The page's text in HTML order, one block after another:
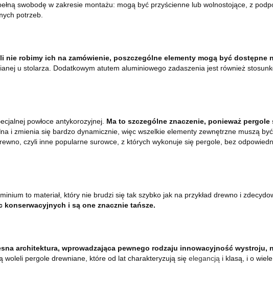
swobodę w zakresie montażu: mogą być przyścienne lub wolnostojące, z
potrzeb.
nie robimy ich na zamówienie, poszczególne elementy mogą być dostępne
u stolarza. Dodatkowym atutem aluminiowego zadaszenia jest również
powłoce antykorozyjnej. Ma to szczególne znaczenie, ponieważ
i zmienia się bardzo dynamicznie, więc wszelkie elementy zewnętrzne muszą
czyli inne popularne surowce, z których wykonuje się pergole, bez
to materiał, który nie brudzi się tak szybko jak na przykład drewno i
i są one znacznie tańsze.
architektura, wprowadzająca pewnego rodzaju innowacyjność
woleli pergole drewniane, które od lat charakteryzują się elegancją i klasą, i o